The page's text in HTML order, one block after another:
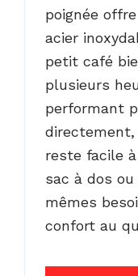
poignée
acier
petit café
plusieurs
performant
reste facile
sac à dos
mêmes
confort au